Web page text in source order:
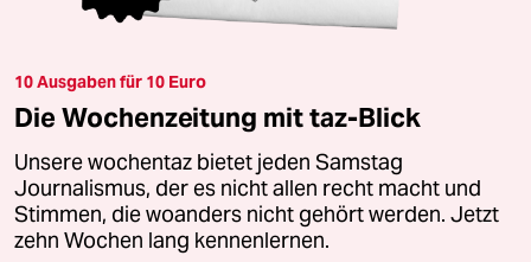
10 Ausgaben für 10 Euro
Die Wochenzeitung mit taz-Blick
Unsere wochentaz bietet jeden Samstag
Journalismus, der es nicht allen recht macht und
Stimmen, die woanders nicht gehört werden. Jetzt
zehn Wochen lang kennenlernen.